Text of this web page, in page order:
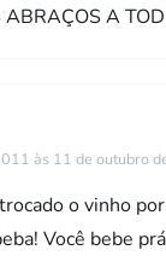
A
às 11 de outubro
o vinho
Você bebe